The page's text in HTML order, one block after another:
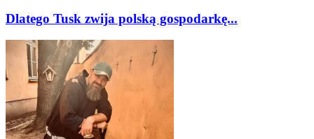
Dlatego Tusk zwija polską gospodarkę...